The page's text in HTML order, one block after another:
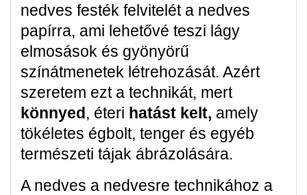
nedves festék felvitelét a nedves
papírra, ami lehetővé teszi lágy
elmosások és gyönyörű
színátmenetek létrehozását. Azért
szeretem ezt a technikát, mert
könnyed, éteri hatást kelt, amely
tökéletes égbolt, tenger és egyéb
természeti tájak ábrázolására.
A nedves a nedvesre technikához a